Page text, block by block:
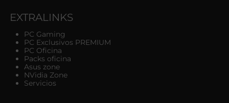
EXTRALINKS
PC Gaming
PC Exclusivos PREMIUM
PC Oficina
Packs oficina
Asus zone
NVidia Zone
Servicios